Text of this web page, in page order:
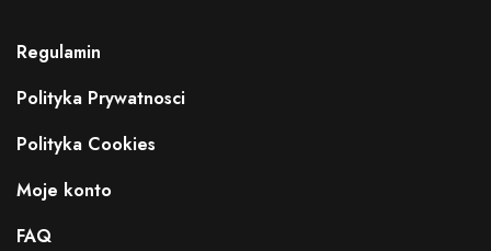
Regulamin
Polityka Prywatnosci
Polityka Cookies
Moje konto
FAQ